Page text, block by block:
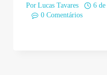
Por Lucas Tavares
6 de
0 Comentários